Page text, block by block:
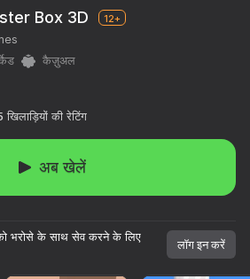
सभी मुफ्त।
सभी आपके।
Box 3D 12+
कैज़ुअल
खिलाड़ियों की रेटिंग
अब खेलें
भरोसे के साथ सेव करने के लिए
लॉग इन करें